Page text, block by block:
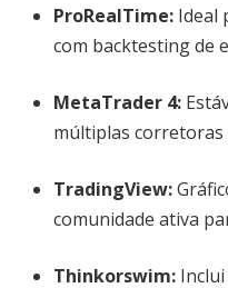
ProRealTime: Ideal
com backtesting de
MetaTrader 4:
múltiplas corretoras
TradingView:
comunidade ativa
Thinkorswim: